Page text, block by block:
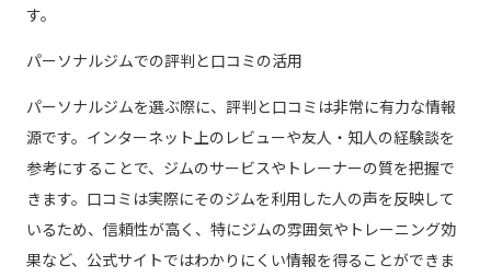
す。
パーソナルジムでの評判と口コミの活用
パーソナルジムを選ぶ際に、評判と口コミは非常に有力な情報
源です。インターネット上のレビューや友人・知人の経験談を
参考にすることで、ジムのサービスやトレーナーの質を把握で
きます。口コミは実際にそのジムを利用した人の声を反映して
いるため、信頼性が高く、特にジムの雰囲気やトレーニング効
果など、公式サイトではわかりにくい情報を得ることができま